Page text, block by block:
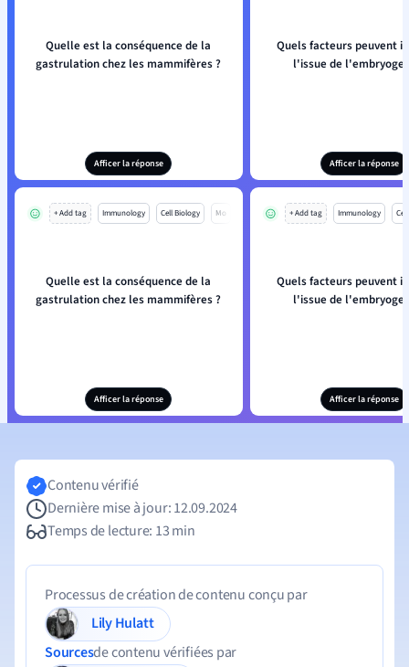
Quelle est la conséquence de la
gastrulation chez les mammifères ?
Afficer la réponse
Quels facteurs peuvent
l'issue de
Afficer la réponse
+ Add tag Immunology Cell Biology Mo
Quelle est la conséquence de la
gastrulation chez les mammifères ?
Afficer la réponse
+ Add tag Immunology
Quels facteurs peuvent
l'issue de
Afficer la réponse
Contenu vérifié
Dernière mise à jour: 12.09.2024
Temps de lecture: 13 min
Processus de création de contenu conçu par
Lily Hulatt
Sourcesde contenu vérifiées par